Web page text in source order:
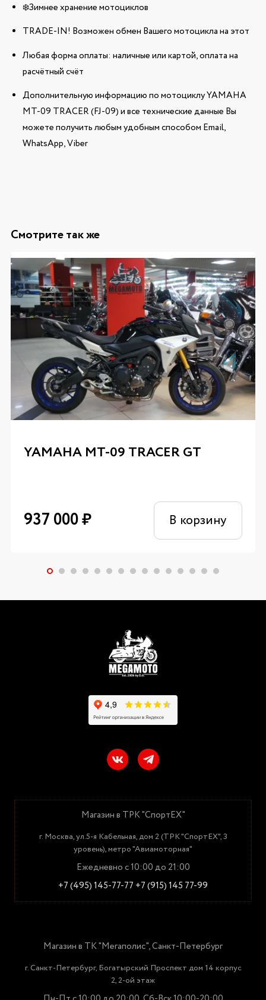
❄️Зимнее хранение мотоциклов
TRADE-IN! Возможен обмен Вашего мотоцикла на этот
Любая форма оплаты: наличные или картой, оплата на
расчётный счёт
Дополнительную информацию по мотоциклу YAMAHA
MT-09 TRACER (FJ-09) и все технические данные Вы
можете получить любым удобным способом Email,
WhatsApp, Viber
Смотрите так же
YAMAHA MT-09 TRACER GT
937 000₽ В корзину
Магазин в ТРК "СпортЕХ"
г. Москва, ул.5-я Кабельная, дом 2 (ТРК "СпортЕХ", 3
уровень), метро "Авиамоторная"
Ежедневно с 10:00 до 21:00
+7 (495) 145-77-77 +7 (915) 145 77-99
Магазин в ТК "Мегаполис", Санкт-Петербург
г. Санкт-Петербург, Богатырский Проспект дом 14 корпус
2, 2-ой этаж